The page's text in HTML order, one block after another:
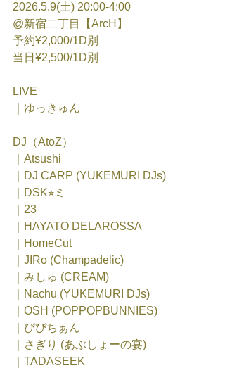
2026.5.9(土) 20:00-4:00
@新宿二丁目【ArcH】
予約¥2,000/1D別
当日¥2,500/1D別
LIVE
｜ゆっきゅん
DJ（AtoZ）
｜Atsushi
｜DJ CARP (YUKEMURI DJs)
｜DSK⭐︎ミ
｜23
｜HAYATO DELAROSSA
｜HomeCut
｜JIRo (Champadelic)
｜みしゅ (CREAM)
｜Nachu (YUKEMURI DJs)
｜OSH (POPPOPBUNNIES)
｜ぴぴちぁん
｜さぎり (あぶしょーの宴)
｜TADASEEK